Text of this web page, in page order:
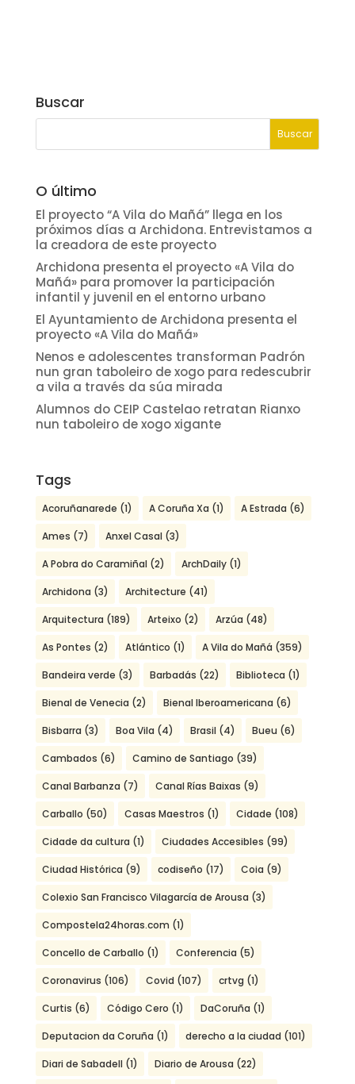
Buscar
O último
El proyecto “A Vila do Mañá” llega en los
próximos días a Archidona. Entrevistamos a
la creadora de este proyecto
Archidona presenta el proyecto «A Vila do
Mañá» para promover la participación
infantil y juvenil en el entorno urbano
El Ayuntamiento de Archidona presenta el
proyecto «A Vila do Mañá»
Nenos e adolescentes transforman Padrón
nun gran taboleiro de xogo para redescubrir
a vila a través da súa mirada
Alumnos do CEIP Castelao retratan Rianxo
nun taboleiro de xogo xigante
Tags
Acoruñanarede (1) A Coruña Xa (1) A Estrada (6)
Ames (7) Anxel Casal (3)
A Pobra do Caramiñal (2) ArchDaily(1)
Archidona (3) Architecture (41)
Arquitectura (189) Arteixo (2) Arzúa (48)
As Pontes (2) Atlántico (1) A Vila do Mañá (359)
Bandeira verde (3) Barbadás (22) Biblioteca (1)
Bienal de Venecia (2) Bienal Iberoamericana (6)
Bisbarra (3) Boa Vila (4) Brasil (4) Bueu (6)
Cambados (6) Camino de Santiago (39)
Canal Barbanza (7) Canal Rías Baixas (9)
Carballo (50) Casas Maestros (1) Cidade (108)
Cidade da cultura (1) Ciudades Accesibles (99)
Ciudad Histórica (9) codiseño (17) Coia (9)
Colexio San Francisco Vilagarcía de Arousa (3)
Compostela24horas.com (1)
Concello de Carballo (1) Conferencia (5)
Coronavirus (106) Covid (107) crtvg (1)
Curtis (6) Código Cero (1) DaCoruña (1)
Deputacion da Coruña (1) derecho a la ciudad (101)
Diari de Sabadell (1) Diario de Arousa (22)